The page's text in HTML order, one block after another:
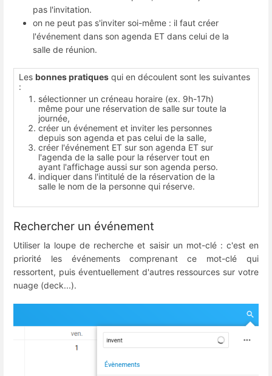
pas l'invitation.
on ne peut pas s'inviter soi-même : il faut créer
l'événement dans son agenda ET dans celui de la
salle de réunion.
Les bonnes pratiques qui en découlent sont les suivantes
:
sélectionner un créneau horaire (ex. 9h-17h)
même pour une réservation de salle sur toute la
journée,
créer un événement et inviter les personnes
depuis son agenda et pas celui de la salle,
créer l'événement ET sur son agenda ET sur
l'agenda de la salle pour la réserver tout en
ayant l'affichage aussi sur son agenda perso.
indiquer dans l'intitulé de la réservation de la
salle le nom de la personne qui réserve.
Rechercher un événement
Utiliser la loupe de recherche et saisir un mot-clé : c'est en
priorité les événements comprenant ce mot-clé qui
ressortent, puis éventuellement d'autres ressources sur votre
nuage (deck...).